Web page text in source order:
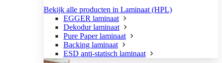
Bekijk alle producten in Laminaat (HPL)
EGGER laminaat
Dekodur laminaat
Pure Paper laminaat
Backing laminaat
ESD anti-statisch laminaat